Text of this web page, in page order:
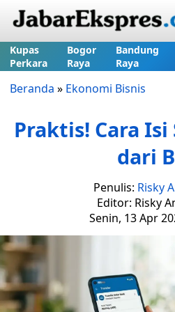
Kupas
Perkara
Bogor
Raya
Bandung
Raya
Beranda » Ekonomi Bisnis
Praktis! Cara Isi
dari
Penulis: Risky
Editor: Risky
Senin, 13 Apr